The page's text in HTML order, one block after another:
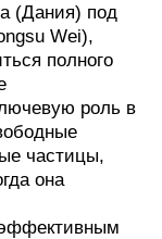
(Дания) под
Wei),
полного
роль в
частицы,
она
эффективным